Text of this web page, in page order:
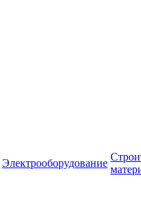
Электрооборудование